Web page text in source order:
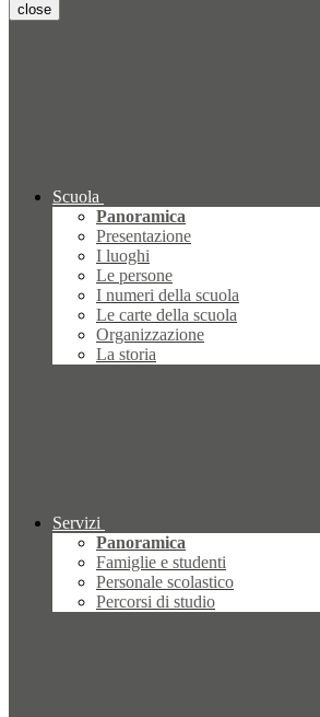
close
Scuola
Panoramica
Presentazione
I luoghi
Le persone
I numeri della scuola
Le carte della scuola
Organizzazione
La storia
Servizi
Panoramica
Famiglie e studenti
Personale scolastico
Percorsi di studio